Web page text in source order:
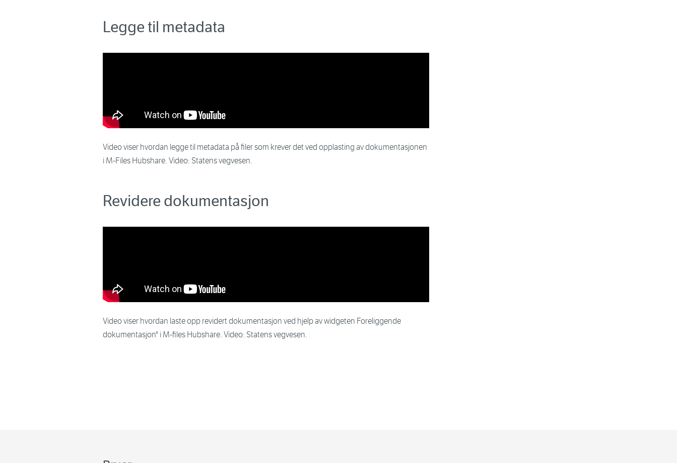
Legge til metadata
Video viser hvordan legge til metadata på filer som krever det ved opplasting av dokumentasjonen
i M-Files Hubshare. Video: Statens vegvesen.
Revidere dokumentasjon
Video viser hvordan laste opp revidert dokumentasjon ved hjelp av widgeten Foreliggende
dokumentasjon" i M-files Hubshare. Video: Statens vegvesen.